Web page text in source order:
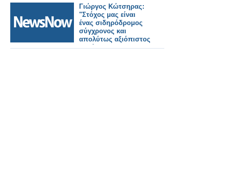
Γιώργος Κώτσηρας:
"Στόχος μας είναι
ένας σιδηρόδρομος
σύγχρονος και
απολύτως αξιόπιστος
για όλους τους